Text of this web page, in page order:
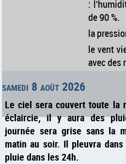
:
de 90 %.
la
le vent
avec des
samedi 8 août 2026
Le ciel sera couvert toute la
éclaircie, il y aura des
journée sera grise sans la
matin au soir. Il pleuvra
pluie dans les 24h.